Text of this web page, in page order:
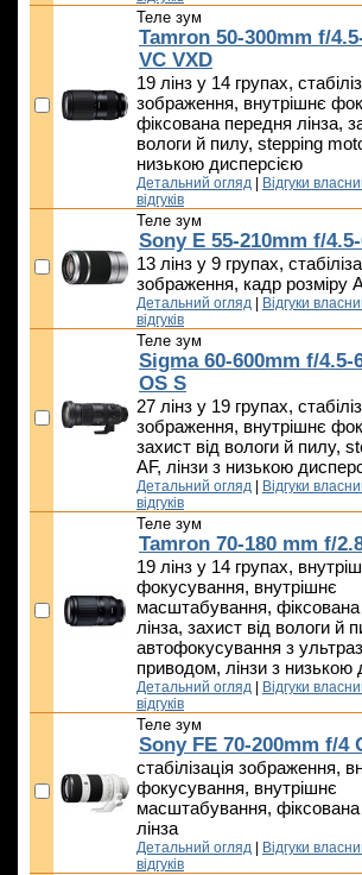
Теле зум
Tamron 50-300mm f/
VC VXD
19 лінз у 14 групах,
зображення, внутрішнє
фіксована передня лінза,
вологи й пилу, stepping
низькою дисперсією
Детальний огляд Відгуки
відгуків
Теле зум
Sony E 55-210mm f/
13 лінз у 9 групах,
зображення, кадр розміру
Детальний огляд Відгуки
відгуків
Теле зум
Sigma 60-600mm f/4.5-
OS S
27 лінз у 19 групах,
зображення, внутрішнє
захист від вологи й пилу,
AF, лінзи з низькою
Детальний огляд Відгуки
відгуків
Теле зум
Tamron 70-180 mm f/
19 лінз у 14 групах,
фокусування, внутрішнє
масштабування,
лінза, захист від вологи й
автофокусування з
приводом, лінзи з низькою
Детальний огляд Відгуки
відгуків
Теле зум
Sony FE 70-200mm f/4
стабілізація зображення,
фокусування, внутрішнє
масштабування,
лінза
Детальний огляд Відгуки
відгуків